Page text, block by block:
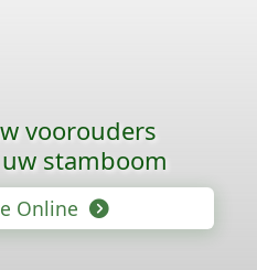
voorouders
stamboom
Online